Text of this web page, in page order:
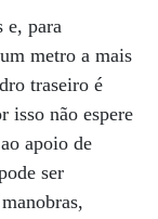
e, para
metro a mais
traseiro é
isso não espere
apoio de
ser